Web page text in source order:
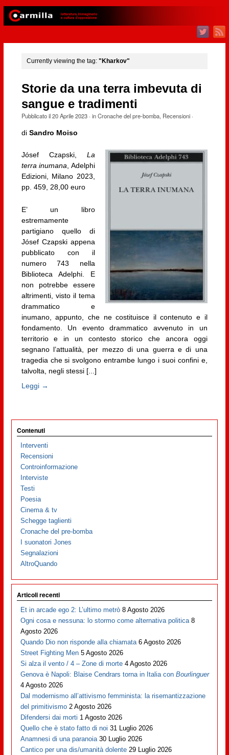
Currently viewing the tag: "Kharkov"
Storie da una terra imbevuta di
sangue e tradimenti
Pubblicato il20 Aprile 2023· inCronache del pre-bomba, Recensioni·
di Sandro Moiso
Jósef Czapski,La
terra inumana, Adelphi
Edizioni, Milano 2023,
pp. 459, 28,00 euro
E’ un libro
estremamente
partigiano quello di
Jósef Czapski appena
pubblicato con il
numero 743 nella
Biblioteca Adelphi. E
non potrebbe essere
altrimenti, visto il tema
drammatico e
inumano, appunto, che ne costituisce il contenuto e il
fondamento. Un evento drammatico avvenuto in un
territorio e in un contesto storico che ancora oggi
segnano l’attualità, per mezzo di una guerra e di una
tragedia che si svolgono entrambe lungo i suoi confini e,
talvolta, negli stessi [...]
Leggi →
Contenuti
Interventi
Recensioni
Controinformazione
Interviste
Testi
Poesia
Cinema & tv
Schegge taglienti
Cronache del pre-bomba
I suonatori Jones
Segnalazioni
AltroQuando
Articoli recenti
Et in arcade ego 2: L’ultimo metrò 8 Agosto 2026
Ogni cosa e nessuna: lo stormo come alternativa politica 8
Agosto 2026
Quando Dio non risponde alla chiamata 6 Agosto 2026
Street Fighting Men 5 Agosto 2026
Si alza il vento / 4 – Zone di morte 4 Agosto 2026
Genova è Napoli: Blaise Cendrars torna in Italia conBourlinguer
4 Agosto 2026
Dal modernismo all’attivismo femminista: la risemantizzazione
del primitivismo 2 Agosto 2026
Difendersi dai morti 1 Agosto 2026
Quello che è stato fatto di noi 31 Luglio 2026
Anamnesi di una paranoia 30 Luglio 2026
Cantico per una dis/umanità dolente 29 Luglio 2026